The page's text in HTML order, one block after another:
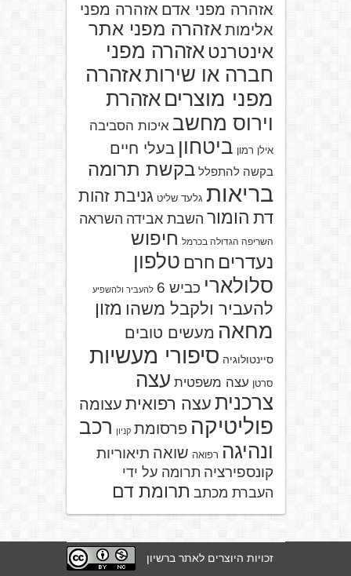
אזהרה מפני אדם אזהרה מפני
אלימות אזהרה מפני אתר
אינטרנט אזהרה מפני
חברה או שירותאזהרה
מפני מוצרים אזהרת
וירוס מחשב איכות הסביבה
אילן רמון ביטחון בעלי חיים
בקשה להתפלל בקשת תרומה
בריאות גלעד שליט גניבת זהות
דת הומור השבת אבידה השראה
השריפה הגדולה בכרמל חיפוש
נעדרים חרם טלפון
סלולארי כביש 6 להעביר ולהשפיע
להעביר ולקבל משהו מזון
מחאה מעשים טובים
סיינטולוגיה סיפורי מעשיות
סרטן עצה משפטית עצה
צרכנית עצה רפואית עצומה
פוליטיקה פרסומת קניון רכב
ונהיגה רפואה שואה תיאוריות
קונספירציה תרומה על ידי
העברת מכתב תרומת דם
זכויות היוצרים לאתר ברשיון